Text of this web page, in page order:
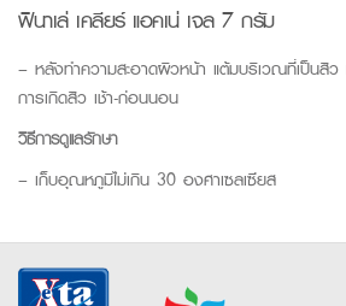
ฟินาเล่ เคลียร์ แอคเน่ เจล 7 กรัม
– หลังทำความสะอาดผิวหน้า แต้มบริเวณที่เป็นสิ
การเกิดสิว เช้า-ก่อนนอน
วิธีการดูแลรักษา
– เก็บอุณหภูมิไม่เกิน 30 องศาเซลเซียส